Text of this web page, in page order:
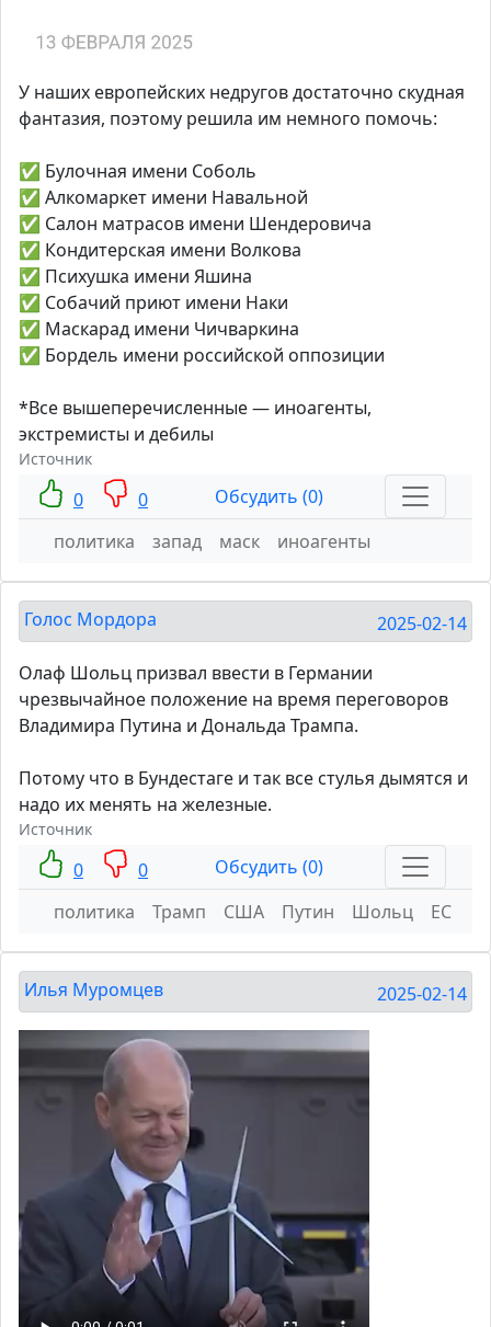
У наших европейских недругов достаточно скудная
фантазия, поэтому решила им немного помочь:
✅ Булочная имени Соболь
✅ Алкомаркет имени Навальной
✅ Салон матрасов имени Шендеровича
✅ Кондитерская имени Волкова
✅ Психушка имени Яшина
✅ Собачий приют имени Наки
✅ Маскарад имени Чичваркина
✅ Бордель имени российской оппозиции
*Все вышеперечисленные — иноагенты,
экстремисты и дебилы
Источник
0 0
Обсудить (0)
политика
запад маск иноагенты
Голос Мордора 2025-02-14
Олаф Шольц призвал ввести в Германии
чрезвычайное положение на время переговоров
Владимира Путина и Дональда Трампа.
Потому что в Бундестаге и так все стулья дымятся и
надо их менять на железные.
Источник
0 0
Обсудить (0)
политика
Трамп США Путин Шольц ЕС
Илья Муромцев 2025-02-14